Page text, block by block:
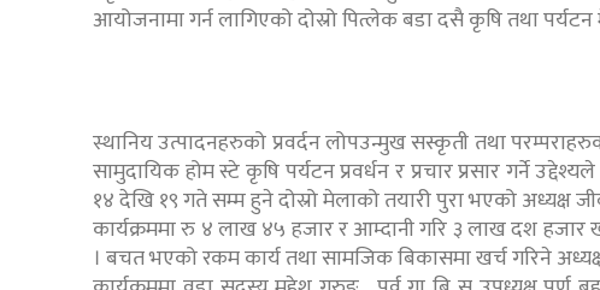
आयोजनामा गर्न लागिएको दोस्रो पित्लेक बडा दसै कृषि तथा
स्थानिय उत्पादनहरुको प्रवर्दन लोपउन्मुख सस्कृती तथा
सामुदायिक होम स्टे कृषि पर्यटन प्रवर्धन र प्रचार प्रसार गर्ने
१४ देखि १९ गते सम्म हुने दोस्रो मेलाको तयारी पुरा भएको
कार्यक्रममा रु ४ लाख ४५ हजार र आम्दानी गरि ३ लाख दश हजार
। बचत भएको रकम कार्य तथा सामजिक बिकासमा खर्च गरिने